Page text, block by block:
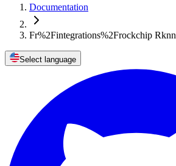
Documentation
Fr%2Fintegrations%2Frockchip Rknn
Select language